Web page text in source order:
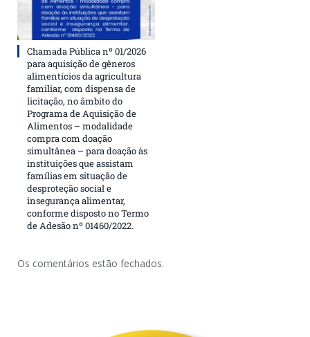
Chamada Pública nº 01/2026
para aquisição de gêneros
alimentícios da agricultura
familiar, com dispensa de
licitação, no âmbito do
Programa de Aquisição de
Alimentos – modalidade
compra com doação
simultânea – para doação às
instituições que assistam
famílias em situação de
desproteção social e
insegurança alimentar,
conforme disposto no Termo
de Adesão nº 01460/2022.
Os comentários estão fechados.